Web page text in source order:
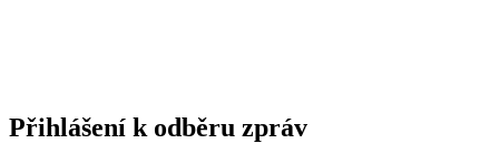
Přihlášení k odběru zpráv